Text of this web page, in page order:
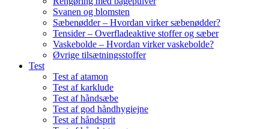
Svanen og blomsten
Sæbenødder – Hvordan virker sæbenødder?
Tensider – Overfladeaktive stoffer og sæber
Vaskebolde – Hvordan virker vaskebolde?
Øvrige tilsætningsstoffer
Test
Test af atamon
Test af karklude
Test af håndsæbe
Test af god håndhygiejne
Test af håndsprit